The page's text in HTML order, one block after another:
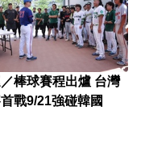
棒球賽程出爐 台灣
戰9/21強碰韓國